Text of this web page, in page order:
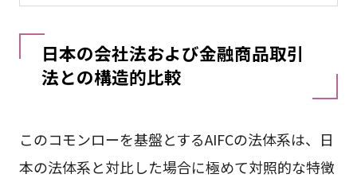
日本の会社法および金融商品取引
法との構造的比較
このコモンローを基盤とするAIFCの法体系は、日
本の法体系と対比した場合に極めて対照的な特徴